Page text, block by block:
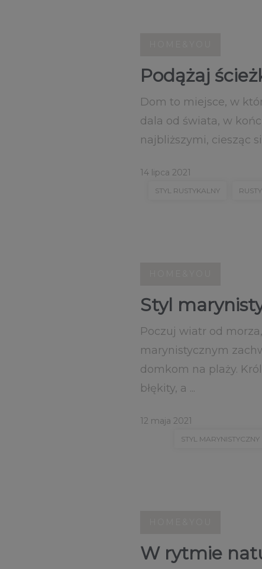
Podążaj
Dom to miejsce, w
dala od świata, w
najbliższymi, ciesząc
14 lipca 2021
STYL RUSTYKALNY
Styl
Poczuj wiatr od
marynistycznym
domkom na plaży.
błękity, a ...
12 maja 2021
STYL MARYNISTYCZNY
W rytmie